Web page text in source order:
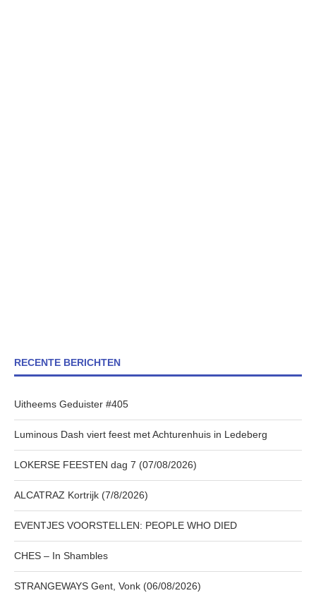
RECENTE BERICHTEN
Uitheems Geduister #405
Luminous Dash viert feest met Achturenhuis in Ledeberg
LOKERSE FEESTEN dag 7 (07/08/2026)
ALCATRAZ Kortrijk (7/8/2026)
EVENTJES VOORSTELLEN: PEOPLE WHO DIED
CHES – In Shambles
STRANGEWAYS Gent, Vonk (06/08/2026)